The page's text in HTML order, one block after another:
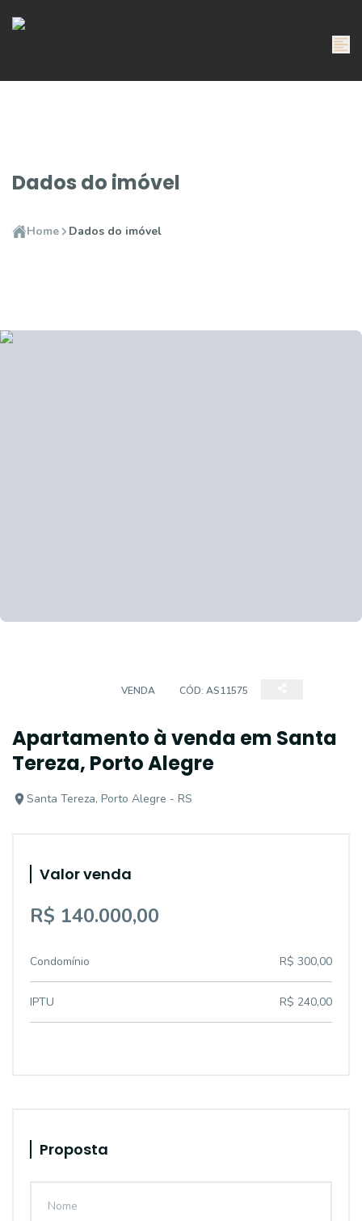
Dados do imóvel
Home Dados do imóvel
VENDA CÓD: AS11575
Apartamento à venda em Santa
Tereza, Porto Alegre
Santa Tereza, Porto Alegre - RS
Valor venda
R$ 140.000,00
Condomínio R$ 300,00
IPTU R$ 240,00
Proposta